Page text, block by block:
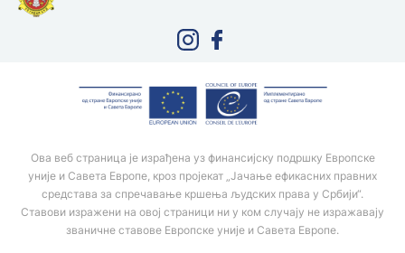
Ова веб страница је израђена уз финансијску подршку Европске
уније и Савета Европе, кроз пројекат „Јачање ефикасних правних
средстава за спречавање кршења људских права у Србији“.
Ставови изражени на овој страници ни у ком случају не изражавају
званичне ставове Европске уније и Савета Европе.